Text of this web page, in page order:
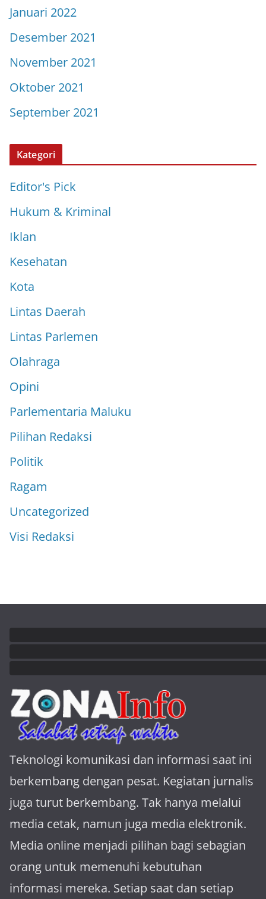
Januari 2022
Desember 2021
November 2021
Oktober 2021
September 2021
Kategori
Editor's Pick
Hukum & Kriminal
Iklan
Kesehatan
Kota
Lintas Daerah
Lintas Parlemen
Olahraga
Opini
Parlementaria Maluku
Pilihan Redaksi
Politik
Ragam
Uncategorized
Visi Redaksi
Teknologi komunikasi dan informasi saat ini
berkembang dengan pesat. Kegiatan jurnalis
juga turut berkembang. Tak hanya melalui
media cetak, namun juga media elektronik.
Media online menjadi pilihan bagi sebagian
orang untuk memenuhi kebutuhan
informasi mereka. Setiap saat dan setiap